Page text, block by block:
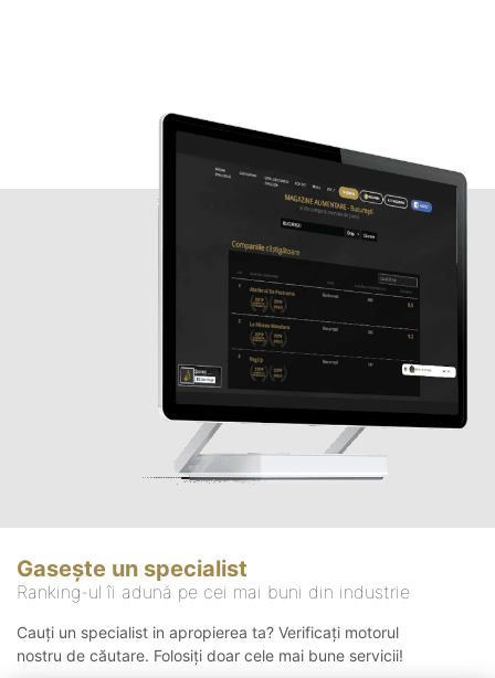
Gasește un specialist
Ranking-ul îi adună pe cei mai buni din industrie
Cauți un specialist in apropierea ta? Verificați motorul
nostru de căutare. Folosiți doar cele mai bune servicii!